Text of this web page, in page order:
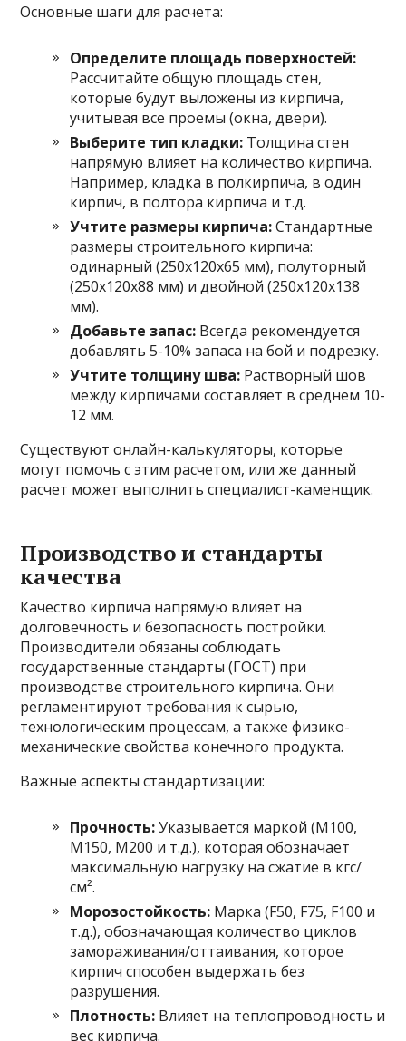
Основные шаги для расчета:
Определите площадь поверхностей:
Рассчитайте общую площадь стен,
которые будут выложены из кирпича,
учитывая все проемы (окна, двери).
Выберите тип кладки: Толщина стен
напрямую влияет на количество кирпича.
Например, кладка в полкирпича, в один
кирпич, в полтора кирпича и т.д.
Учтите размеры кирпича:Стандартные
размеры строительного кирпича:
одинарный (250х120х65 мм), полуторный
(250х120х88 мм) и двойной (250х120х138
мм).
Добавьте запас: Всегда рекомендуется
добавлять 5-10% запаса на бой и подрезку.
Учтите толщину шва: Растворный шов
между кирпичами составляет в среднем 10-
12 мм.
Существуют онлайн-калькуляторы, которые
могут помочь с этим расчетом, или же данный
расчет может выполнить специалист-каменщик.
Производство и стандарты
качества
Качество кирпича напрямую влияет на
долговечность и безопасность постройки.
Производители обязаны соблюдать
государственные стандарты (ГОСТ) при
производстве строительного кирпича. Они
регламентируют требования к сырью,
технологическим процессам, а также физико-
механические свойства конечного продукта.
Важные аспекты стандартизации:
Прочность:Указывается маркой (М100,
М150, М200 и т.д.), которая обозначает
максимальную нагрузку на сжатие в кгс/
см².
Морозостойкость: Марка (F50, F75, F100 и
т.д.), обозначающая количество циклов
замораживания/оттаивания, которое
кирпич способен выдержать без
разрушения.
Плотность: Влияет на теплопроводность и
вес кирпича.